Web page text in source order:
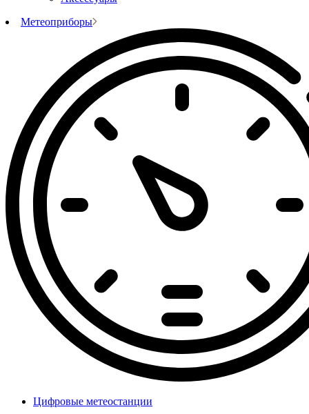
Метеоприборы
Цифровые метеостанции